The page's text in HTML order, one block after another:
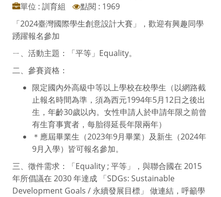
單位 : 訓育組
點閱 : 1969
「2024臺灣國際學生創意設計大賽」，歡迎有興趣同學
踴躍報名參加
ㄧ、活動主題：「平等」Equality。
二、參賽資格：
限定國內外高級中等以上學校在校學生（以網路截
止報名時間為準，須為西元1994年5月12日之後出
生，年齡30歲以內。女性申請人於申請年限之前曾
有生育事實者，每胎得延長年限兩年）
＊應屆畢業生（2023年9月畢業）及新生（2024年
9月入學）皆可報名參加。
三、徵件需求：「Equality ; 平等」，與聯合國在 2015
年所倡議在 2030 年達成 「SDGs: Sustainable
Development Goals / 永續發展目標」 做連結，呼籲學